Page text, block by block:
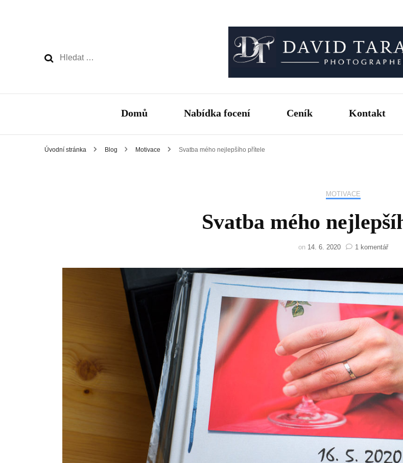
Vyhledávání
Fotograf pro chvíle, na kterých
Domů Nabídka focení Ceník Kontakt
Úvodní stránka Blog Motivace Svatba mého nejlepšího přítele
MOTIVACE
Svatba mého
on 14. 6. 2020 1 komentářu
s